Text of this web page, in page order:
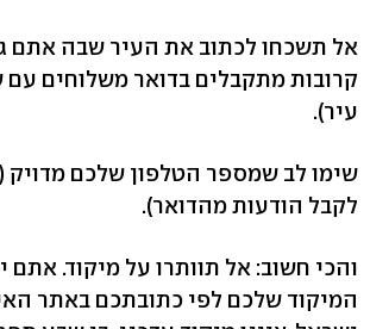
אל תשכחו לכתוב את העיר שבה אתם
קרובות מתקבלים בדואר משלוחים עם
עיר).
שימו לב שמספר הטלפון שלכם מדויק
לקבל הודעות מהדואר).
והכי חשוב: אל תוותרו על מיקוד. אתם
המיקוד שלכם לפי כתובתכם באתר